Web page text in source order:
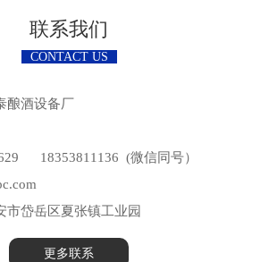
联系我们
CONTACT US
酿酒设备厂
18353811136 (微信同号）
市岱岳区夏张镇工业园
更多联系